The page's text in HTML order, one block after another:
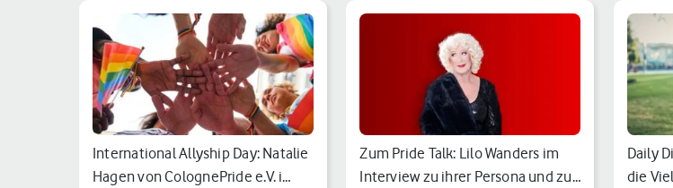
International Allyship Day: Natalie
Hagen von ColognePride e.V. i…
Zum Pride Talk: Lilo Wanders im
Interview zu ihrer Persona und zu…
Daily
die